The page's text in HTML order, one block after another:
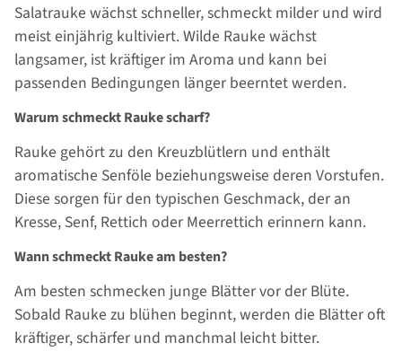
Salatrauke wächst schneller, schmeckt milder und wird
meist einjährig kultiviert. Wilde Rauke wächst
langsamer, ist kräftiger im Aroma und kann bei
passenden Bedingungen länger beerntet werden.
Warum schmeckt Rauke scharf?
Rauke gehört zu den Kreuzblütlern und enthält
aromatische Senföle beziehungsweise deren Vorstufen.
Diese sorgen für den typischen Geschmack, der an
Kresse, Senf, Rettich oder Meerrettich erinnern kann.
Wann schmeckt Rauke am besten?
Am besten schmecken junge Blätter vor der Blüte.
Sobald Rauke zu blühen beginnt, werden die Blätter oft
kräftiger, schärfer und manchmal leicht bitter.